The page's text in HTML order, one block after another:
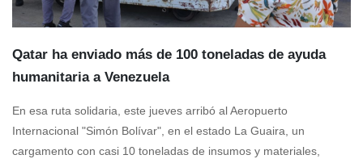
Qatar ha enviado más de 100 toneladas de ayuda
humanitaria a Venezuela
En esa ruta solidaria, este jueves arribó al Aeropuerto
Internacional "Simón Bolívar", en el estado La Guaira, un
cargamento con casi 10 toneladas de insumos y materiales,